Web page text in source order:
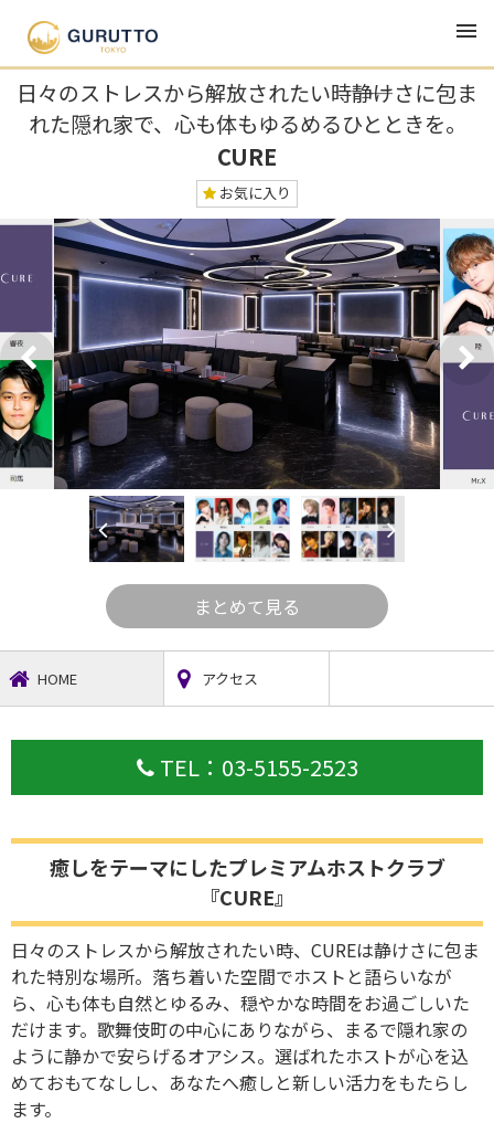
TOP
日々のストレスから解放されたい時――静けさに包ま
れた隠れ家で、心も体もゆるめるひとときを。
CURE
お気に入り
まとめて見る
HOME アクセス
TEL：03-5155-2523
癒しをテーマにしたプレミアムホストクラブ
『CURE』
日々のストレスから解放されたい時、CUREは静けさに包ま
れた特別な場所。落ち着いた空間でホストと語らいなが
ら、心も体も自然とゆるみ、穏やかな時間をお過ごしいた
だけます。歌舞伎町の中心にありながら、まるで隠れ家の
ように静かで安らげるオアシス。選ばれたホストが心を込
めておもてなしし、あなたへ癒しと新しい活力をもたらし
ます。